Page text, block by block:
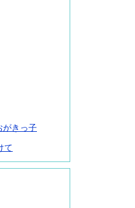
きっ子
て